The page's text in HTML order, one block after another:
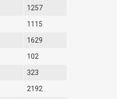
1257
1115
1629
102
323
2192